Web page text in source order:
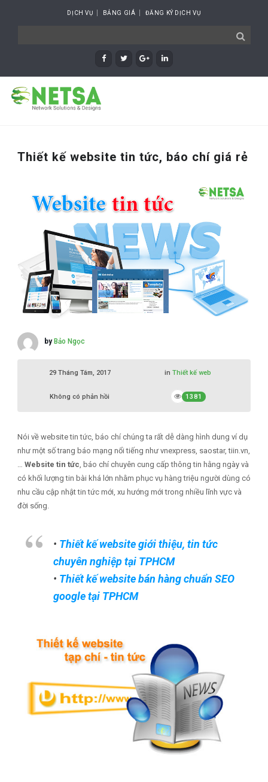
DỊCH VỤ BẢNG GIÁ ĐĂNG KÝ DỊCH VỤ
Thiết kế website tin tức, báo chí giá rẻ
by Bảo Ngọc
29 Tháng Tám, 2017 in Thiết kế web
Không có phản hồi 1381
Nói về website tin tức, báo chí chúng ta rất dễ dàng hình dung ví dụ
như một số trang báo mạng nổi tiếng như vnexpress, saostar, tiin.vn,
… Website tin tức, báo chí chuyên cung cấp thông tin hằng ngày và
có khối lượng tin bài khá lớn nhằm phục vụ hàng triệu người dùng có
nhu cầu cập nhật tin tức mới, xu hướng mới trong nhiều lĩnh vực và
đời sống.
• Thiết kế website giới thiệu, tin tức
chuyên nghiệp tại TPHCM
• Thiết kế website bán hàng chuẩn SEO
google tại TPHCM